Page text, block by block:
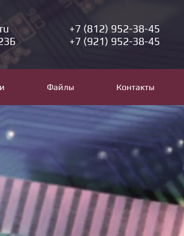
+7 (812) 952-38-45
+7 (921) 952-38-45
Файлы Контакты